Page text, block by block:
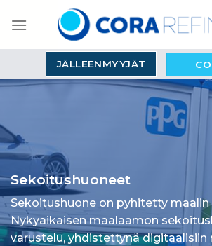
JÄLLEENMYYJÄT
Sekoitushuoneet
Sekoitushuone on pyhitetty
Nykyaikaisen maalaamon
varustelu, yhdistettynä digitaalisiin